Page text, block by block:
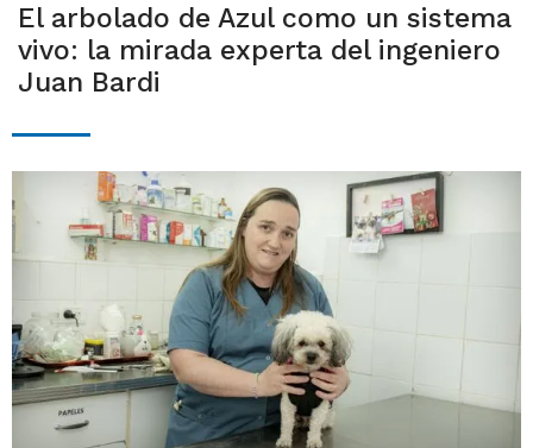
El arbolado de Azul como un sistema
vivo: la mirada experta del ingeniero
Juan Bardi